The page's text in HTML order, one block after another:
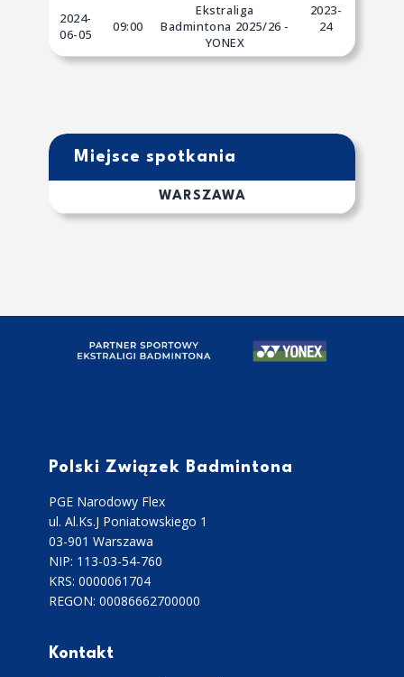
2024-
06-05
09:00
Ekstraliga
Badmintona 2025/26 -
YONEX
2023-
24
Miejsce spotkania
WARSZAWA
Polski Związek Badmintona
PGE Narodowy Flex
ul. Al.Ks.J Poniatowskiego 1
03-901 Warszawa
NIP: 113-03-54-760
KRS: 0000061704
REGON: 00086662700000
Kontakt